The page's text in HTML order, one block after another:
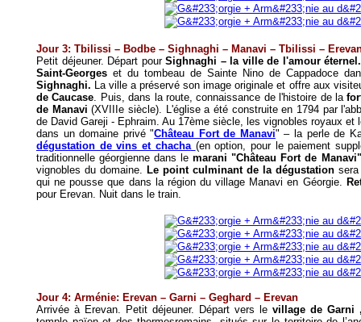
Jour 3: Tbilissi – Bodbe – Sighnaghi – Manavi – Tbilissi –
Petit déjeuner. Départ pourSighnaghi – la ville de l'amour
Saint-Georges et du tombeau de Sainte Nino de Cappadoce
Sighnaghi. La ville a préservé son image originale et offre aux
de Caucase. Puis, dans la route, connaissance de l'histoire de la
de Manavi (XVIIIe siècle). L'église a été construite en 1794 par
de David Gareji - Ephraim. Au 17ème siècle, les vignobles royaux et
dans un domaine privé "Château Fort de Manavi" – la perle de
dégustation de vins et chacha (en option, pour le paiement
traditionnelle géorgienne dans lemarani "Château Fort de
vignobles du domaine. Le point culminant de la dégustation
qui ne pousse que dans la région du village Manavi en Géorgie.
pour Erevan. Nuit dans le train.
Jour 4: Arménie: Erevan – Garni – Geghard – Erevan
Arrivée à Erevan. Petit déjeuner. Départ vers le village de Garni